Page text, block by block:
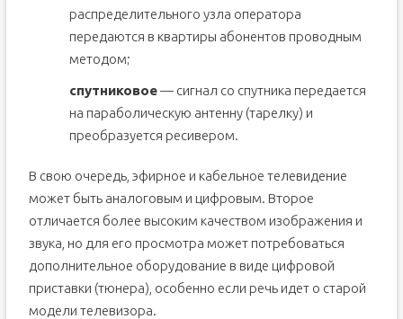
распределительного узла оператора
передаются в квартиры абонентов проводным
методом;
спутниковое— сигнал со спутника передается
на параболическую антенну (тарелку) и
преобразуется ресивером.
В свою очередь, эфирное и кабельное телевидение
может быть аналоговым и цифровым. Второе
отличается более высоким качеством изображения и
звука, но для его просмотра может потребоваться
дополнительное оборудование в виде цифровой
приставки (тюнера), особенно если речь идет о старой
модели телевизора.